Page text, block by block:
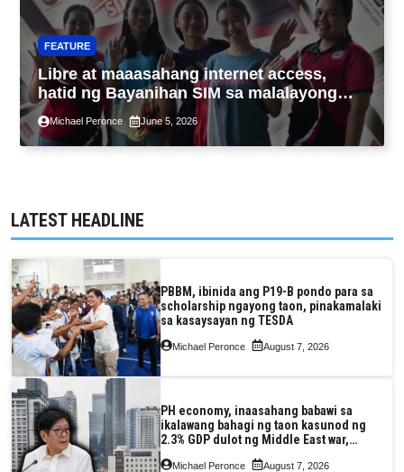
FEATURE
Libre at maaasahang internet access,
hatid ng Bayanihan SIM sa malalayong
komunidad sa Guimaras
Michael Peronce June 5, 2026
LATEST HEADLINE
PBBM, ibinida ang P19-B pondo para sa
scholarship ngayong taon, pinakamalaki
sa kasaysayan ng TESDA
Michael Peronce August 7, 2026
PH economy, inaasahang babawi sa
ikalawang bahagi ng taon kasunod ng
2.3% GDP dulot ng Middle East war,
pagkaantala ng public construction
Michael Peronce August 7, 2026